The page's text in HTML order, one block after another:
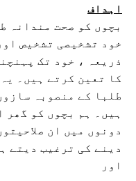
اہداف
بچوں کو صحت مندانہ
خود تشخیصی تشخیص
ذریعہ ، خود تک
کا تعین کرتے ہیں۔
طلبا کے منصوبہ
ہیں۔ ہم بچوں کو گھر
دونوں میں ان
دینے کی ترغیب دیتے
اور